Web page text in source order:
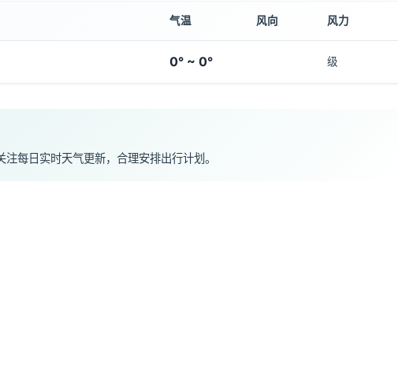
气温 风向 风力
0° ~ 0° 级
每日实时天气更新，合理安排出行计划。